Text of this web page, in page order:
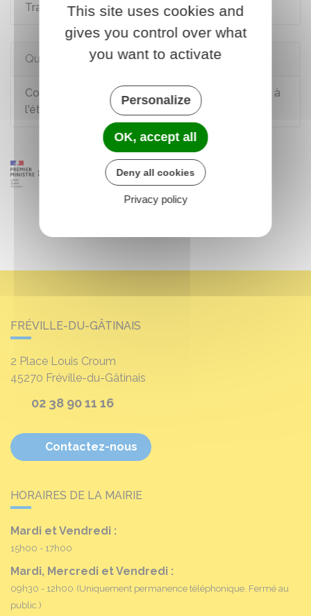
Travail au pair d'un jeune Français à l'étranger
Questions ? Réponses !
Comment faire reconnaître un diplôme français à
l'étranger ?
FRÉVILLE-DU-GÂTINAIS
2 Place Louis Croum
45270 Fréville-du-Gâtinais
02 38 90 11 16
Contactez-nous
HORAIRES DE LA MAIRIE
Mardi et Vendredi :
15h00 - 17h00
Mardi, Mercredi et Vendredi :
09h30 - 12h00 (Uniquement permanence téléphonique. Fermé au
public.)
This site uses cookies and
gives you control over what
you want to activate
Personalize
OK, accept all
Deny all cookies
Privacy policy